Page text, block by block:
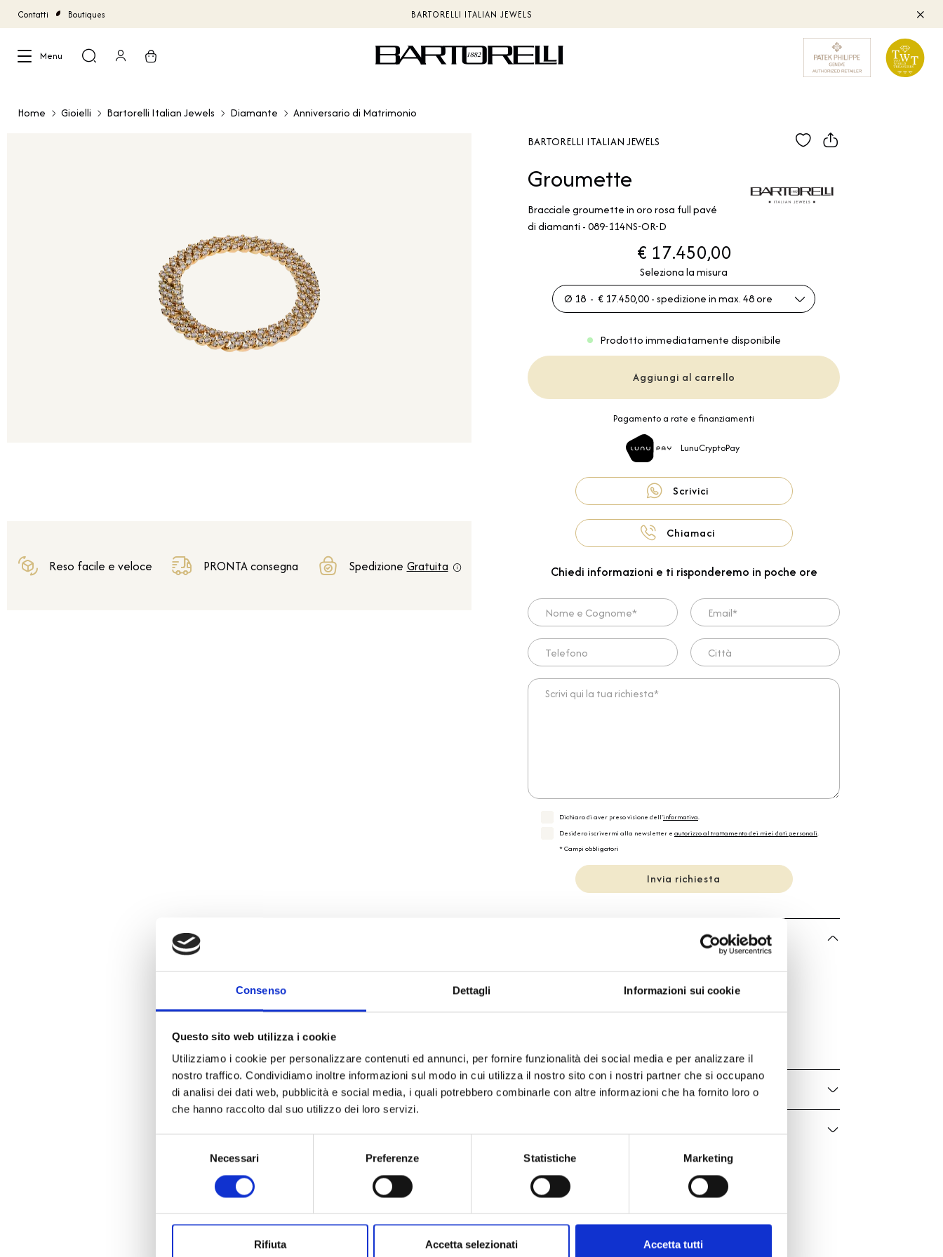
Consenso Dettagli Informazioni sui cookie
Questo sito web utilizza i cookie
Utilizziamo i cookie per personalizzare contenuti ed annunci, per fornire funzionalità dei social media e per analizzare il
nostro traffico. Condividiamo inoltre informazioni sul modo in cui utilizza il nostro sito con i nostri partner che si occupano
di analisi dei dati web, pubblicità e social media, i quali potrebbero combinarle con altre informazioni che ha fornito loro o
che hanno raccolto dal suo utilizzo dei loro servizi.
Necessari Preferenze Statistiche Marketing
Rifiuta Accetta selezionati Accetta tutti
Contatti Boutiques PAGAMENTI IN CRIPTOVALUTE | LUNUPAY
Menu
Home Gioielli Bartorelli Italian Jewels Diamante Anniversario di Matrimonio
Reso facile e veloce PRONTA consegna Spedizione Gratuita
BARTORELLI ITALIAN JEWELS
Groumette
Bracciale groumette in oro rosa full pavé
di diamanti - 089-114NS-OR-D
€ 17.450,00
Seleziona la misura
Ø 18 - € 17.450,00 - spedizione in max. 48 ore
Prodotto immediatamente disponibile
Aggiungi al carrello
Pagamento a rate e finanziamenti
LunuCryptoPay
Scrivici
Chiamaci
Chiedi informazioni e ti risponderemo in poche ore
Nome e Cognome* Email*
Telefono Città
Scrivi qui la tua richiesta*
Dichiaro di aver preso visione dell'informativa.
Desidero iscrivermi alla newsletter e autorizzo al trattamento dei miei dati personali.
* Campi obbligatori
Invia richiesta
Groumette
Codice
089-114NS-OR-D
Descrizione
Pietre preziose